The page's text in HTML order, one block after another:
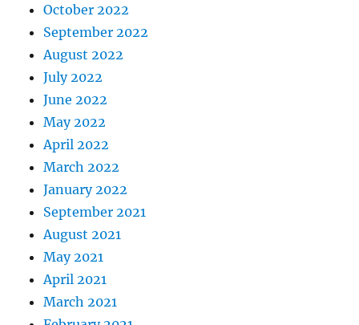
October 2022
September 2022
August 2022
July 2022
June 2022
May 2022
April 2022
March 2022
January 2022
September 2021
August 2021
May 2021
April 2021
March 2021